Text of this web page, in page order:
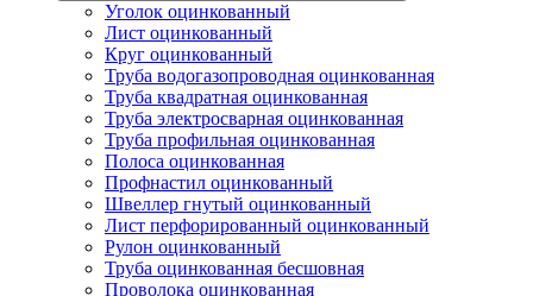
Уголок оцинкованный
Лист оцинкованный
Круг оцинкованный
Труба водогазопроводная оцинкованная
Труба квадратная оцинкованная
Труба электросварная оцинкованная
Труба профильная оцинкованная
Полоса оцинкованная
Профнастил оцинкованный
Швеллер гнутый оцинкованный
Лист перфорированный оцинкованный
Рулон оцинкованный
Труба оцинкованная бесшовная
Проволока оцинкованная